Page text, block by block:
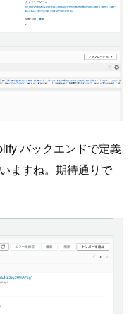
バックエンドで定義
ますね。期待通りで